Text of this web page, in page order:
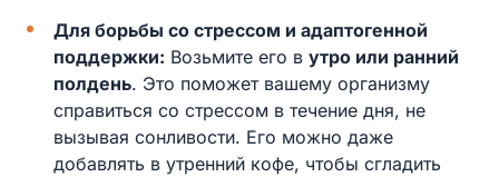
Для борьбы со стрессом и адаптогенной
поддержки: Возьмите его в утро или ранний
полдень. Это поможет вашему организму
справиться со стрессом в течение дня, не
вызывая сонливости. Его можно даже
добавлять в утренний кофе, чтобы сгладить